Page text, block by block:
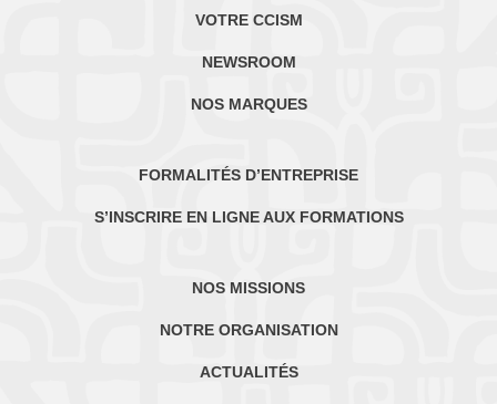
VOTRE CCISM
NEWSROOM
NOS MARQUES
FORMALITÉS D’ENTREPRISE
S’INSCRIRE EN LIGNE AUX FORMATIONS
NOS MISSIONS
NOTRE ORGANISATION
ACTUALITÉS